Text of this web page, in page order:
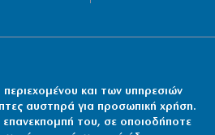
και των υπηρεσιών
αυστηρά για προσωπική χρήση.
του, σε οποιοδήποτε